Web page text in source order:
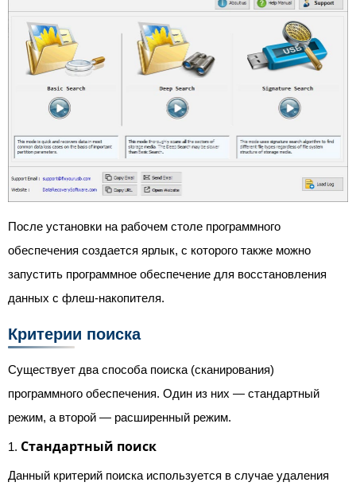
После установки на рабочем столе программного
обеспечения создается ярлык, с которого также можно
запустить программное обеспечение для восстановления
данных с флеш-накопителя.
Критерии поиска
Существует два способа поиска (сканирования)
программного обеспечения. Один из них — стандартный
режим, а второй — расширенный режим.
1. Стандартный поиск
Данный критерий поиска используется в случае удаления